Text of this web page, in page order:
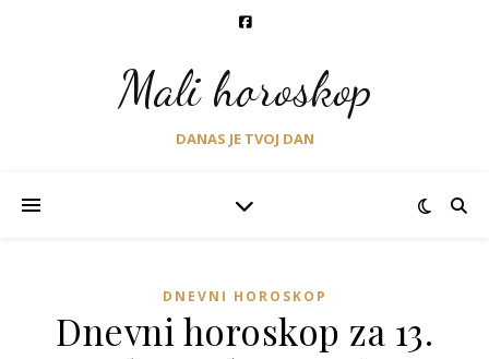
Mali horoskop
DANAS JE TVOJ DAN
DNEVNI HOROSKOP
Dnevni horoskop za 13.